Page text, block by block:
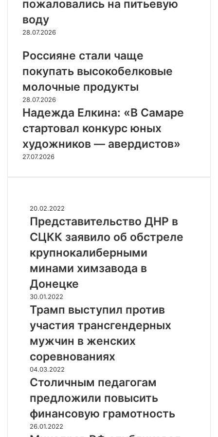
пожаловались на питьевую
воду
28.07.2026
Россияне стали чаще
покупать высокобелковые
молочные продукты
28.07.2026
Надежда Елкина: «В Самаре
стартовал конкурс юных
художников — авердистов»
27.07.2026
П
р
д
с
а
в
и
т
ь
с
в
о
Д
Р
в
С
Ц
20.02.2022
Представительство ДНР в
СЦКК заявило об обстреле
крупнокалиберными
минами химзавода в
Донецке
Т
р
м
п
ы
с
т
у
п
и
л
п
30.01.2022
Трамп выступил против
участия трансгендерных
мужчин в женских
соревнованиях
С
т
и
ч
н
04.03.2022
Столичным педагогам
предложили повысить
финансовую грамотность
М
26.01.2022